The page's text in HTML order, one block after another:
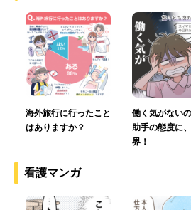
海外旅行に行ったこと
はありますか？
働く気がない
助手の態度に
界！
看護マンガ